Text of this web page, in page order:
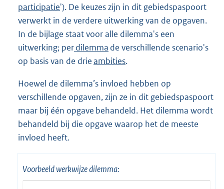
participatie'). De keuzes zijn in dit gebiedspaspoort
verwerkt in de verdere uitwerking van de opgaven.
In de bijlage staat voor alle dilemma's een
uitwerking; perdilemma de verschillende scenario's
op basis van de drieambities.
Hoewel de dilemma’s invloed hebben op
verschillende opgaven, zijn ze in dit gebiedspaspoort
maar bij één opgave behandeld. Het dilemma wordt
behandeld bij die opgave waarop het de meeste
invloed heeft.
Voorbeeld werkwijze dilemma: